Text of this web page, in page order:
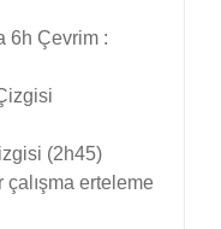
6h Çevrim :
(2h45)
çalışma erteleme